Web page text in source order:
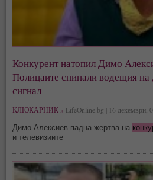
Конкурент натопил Димо
Полицаите спипали водещия на
сигнал
КЛЮКАРНИК » LifeOnline.bg | 16 декември,
Димо Алексиев падна жертва на
и телевизиите